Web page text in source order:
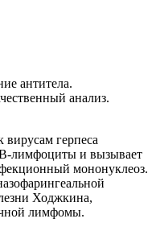
антитела.
анализ.
герпеса
лимфоциты и вызывает
мононуклеоз.
Ходжкина,
лимфомы.